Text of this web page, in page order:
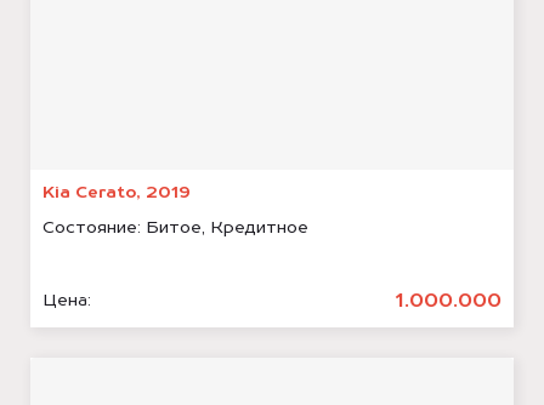
Kia Cerato, 2019
Состояние: Битое, Кредитное
Цена: 1.000.000